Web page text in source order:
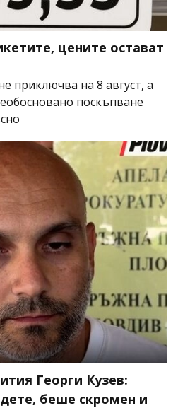
цените остават
приключва на 8 август, а
поскъпване
Георги Кузев:
беше скромен и